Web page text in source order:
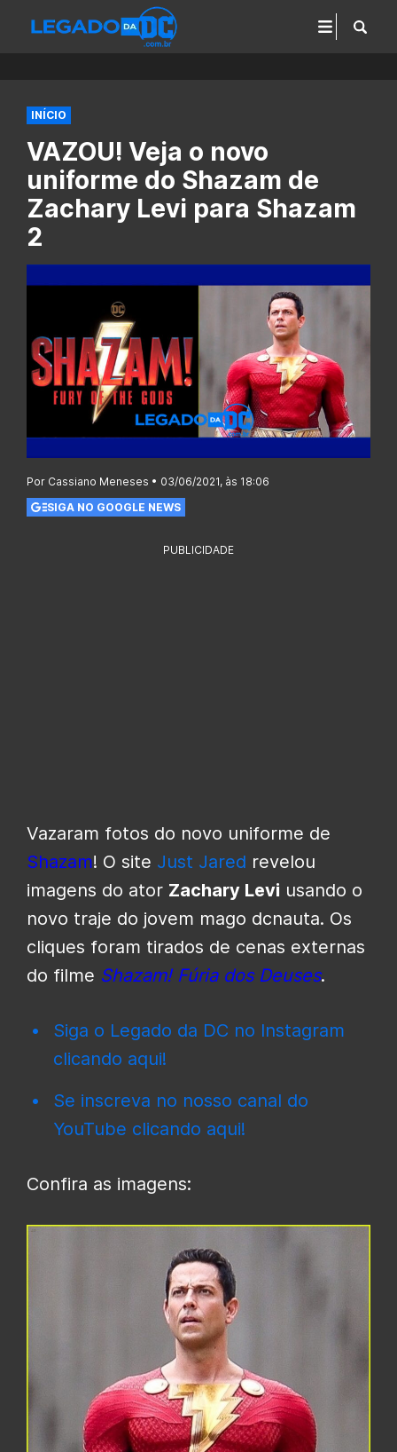
INÍCIO
VAZOU! Veja o novo
uniforme do Shazam de
Zachary Levi para Shazam
2
Por Cassiano Meneses • 03/06/2021, às 18:06
SIGA NO GOOGLE NEWS
PUBLICIDADE
Vazaram fotos do novo uniforme de
Shazam! O site Just Jared revelou
imagens do ator Zachary Levi usando o
novo traje do jovem mago dcnauta. Os
cliques foram tirados de cenas externas
do filme Shazam! Fúria dos Deuses.
Siga o Legado da DC no Instagram
clicando aqui!
Se inscreva no nosso canal do
YouTube clicando aqui!
Confira as imagens: